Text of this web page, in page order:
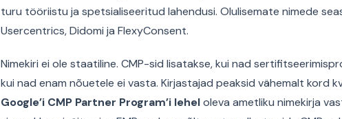
turu tööriistu ja spetsialiseeritud lahendusi. Olulisemate nimede
Usercentrics, Didomi ja FlexyConsent.
Nimekiri ei ole staatiline. CMP-sid lisatakse, kui nad
kui nad enam nõuetele ei vasta. Kirjastajad peaksid vähemalt kord
Google’i CMP Partner Program’i leheloleva ametliku nimekirja